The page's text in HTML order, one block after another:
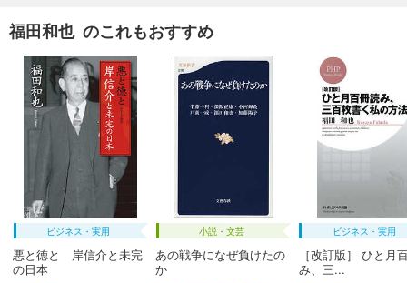
福田和也 のこれもおすすめ
ビジネス・実用
悪と徳と 岸信介と未完
の日本
小説・文芸
あの戦争になぜ負けたの
か
ビジネス・実用
［改訂版］ ひと月
み、三...